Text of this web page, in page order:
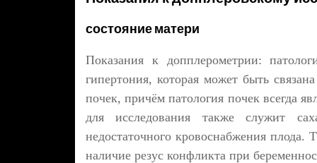
состояние матери
Показания к допплерометрии:
гипертония, которая может быть
почек, причём патология почек всегда
для исследования также служит
недостаточного кровоснабжения плода.
наличие резус конфликта при